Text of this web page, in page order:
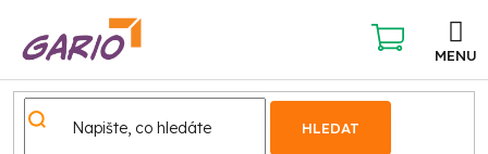
obsah
HLEDAT
NÁKUPNÍ
KOŠÍK